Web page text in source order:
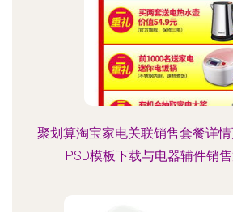
聚划算淘宝家电关联销售套餐详
PSD模板下载与电器辅件销